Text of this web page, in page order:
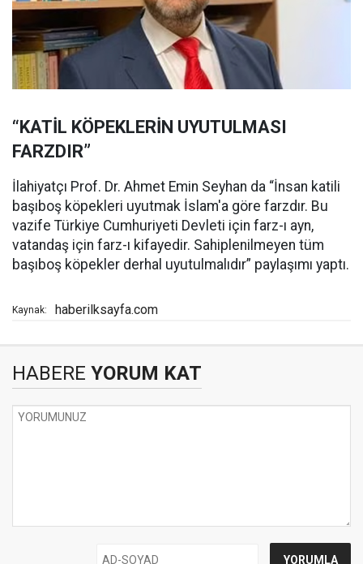
“KATİL KÖPEKLERİN UYUTULMASI
FARZDIR”
İlahiyatçı Prof. Dr. Ahmet Emin Seyhan da “İnsan katili
başıboş köpekleri uyutmak İslam'a göre farzdır. Bu
vazife Türkiye Cumhuriyeti Devleti için farz-ı ayn,
vatandaş için farz-ı kifayedir. Sahiplenilmeyen tüm
başıboş köpekler derhal uyutulmalıdır” paylaşımı yaptı.
Kaynak: haberilksayfa.com
HABERE YORUM KAT